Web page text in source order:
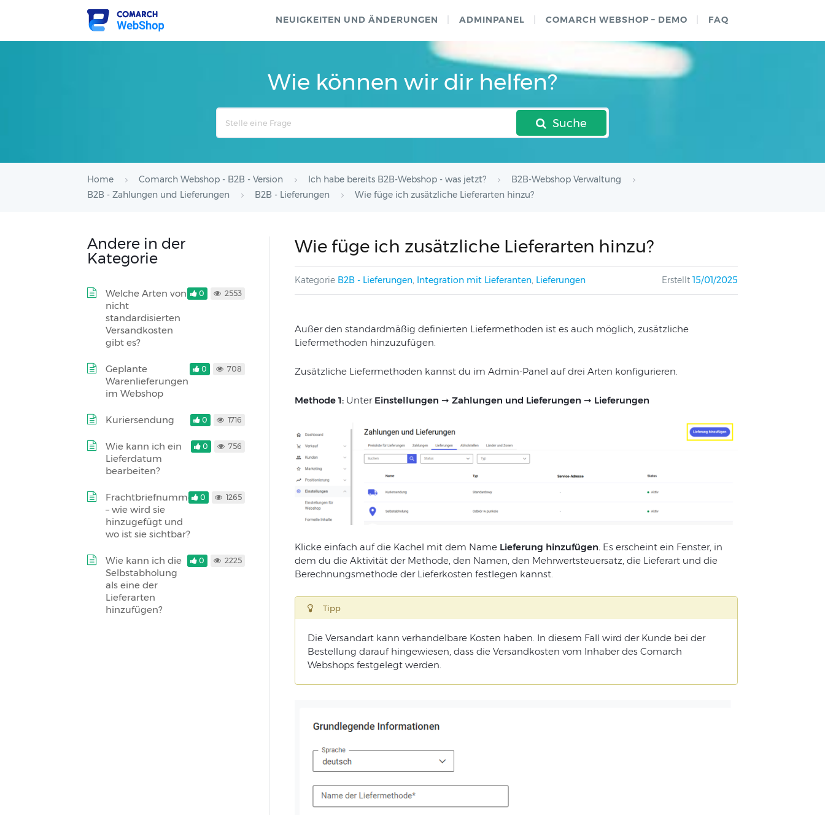
NEUIGKEITEN UND ÄNDERUNGEN ADMINPANEL COMARCH WEBSHOP – DEMO FAQ
Wie können wir dir helfen?
Suche
Home Comarch Webshop - B2B - Version Ich habe bereits B2B-Webshop - was jetzt?
B2B-Webshop Verwaltung
B2B - Zahlungen und Lieferungen
B2B - Lieferungen Wie füge ich zusätzliche Lieferarten hinzu?
Wie füge ich zusätzliche Lieferarten hinzu?
Kategorie B2B - Lieferungen, Integration mit Lieferanten, Lieferungen Erstellt 15/01/2025
Außer den standardmäßig definierten Liefermethoden ist es auch möglich, zusätzliche
Liefermethoden hinzuzufügen.
Zusätzliche Liefermethoden kannst du im Admin-Panel auf drei Arten konfigurieren.
Methode 1:Unter Einstellungen ➞ Zahlungen und Lieferungen ➞ Lieferungen
Klicke einfach auf die Kachel mit dem Name Lieferung hinzufügen. Es erscheint ein Fenster, in
dem du die Aktivität der Methode, den Namen, den Mehrwertsteuersatz, die Lieferart und die
Berechnungsmethode der Lieferkosten festlegen kannst.
Tipp
Die Versandart kann verhandelbare Kosten haben. In diesem Fall wird der Kunde bei der
Bestellung darauf hingewiesen, dass die Versandkosten vom Inhaber des Comarch
Webshops festgelegt werden.
Andere in der
Kategorie
Welche Arten von
nicht
standardisierten
Versandkosten
gibt es?
0 2553
Geplante
Warenlieferungen
im Webshop
0 708
Kuriersendung 0 1716
Wie kann ich ein
Lieferdatum
bearbeiten?
0 756
Frachtbriefnummer
– wie wird sie
hinzugefügt und
wo ist sie sichtbar?
0 1265
Wie kann ich die
Selbstabholung
als eine der
Lieferarten
hinzufügen?
0 2225